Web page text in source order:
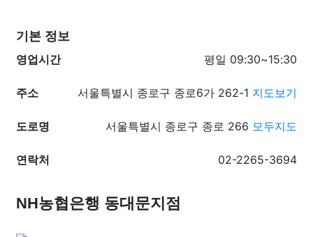
기본 정보
영업시간
평일 09:30~15:30
주소 서울특별시 종로구 종로6가 262-1 지도보기
도로명 서울특별시 종로구 종로 266 모두지도
연락처 02-2265-3694
NH농협은행 동대문지점